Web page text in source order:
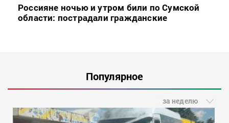
Россияне ночью и утром били по Сумской
области: пострадали гражданские
Популярное
за неделю